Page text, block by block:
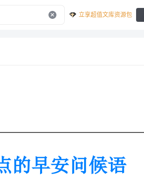
立享超值文库资源包
对女人好点的早安问候语